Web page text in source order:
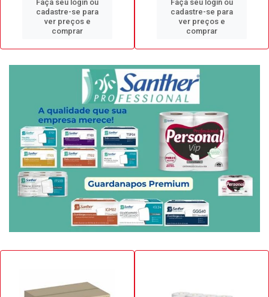
Faça seu login ou
cadastre-se para
ver preços e
comprar
Faça seu login ou
cadastre-se para
ver preços e
comprar